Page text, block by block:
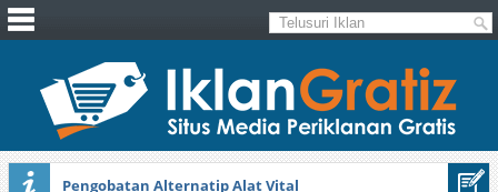
Pengobatan Alternatip Alat Vital